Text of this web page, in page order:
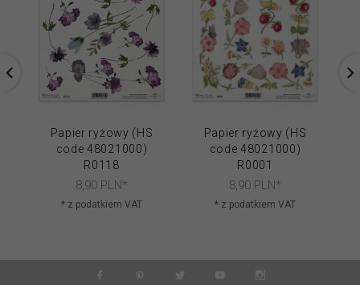
Papier ryżowy (HS
code 48021000)
R0118
8,90 PLN*
* z podatkiem VAT
Papier ryżowy (HS
code 48021000)
R0001
8,90 PLN*
* z podatkiem VAT